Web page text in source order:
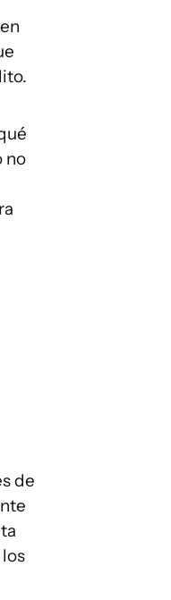
no
de